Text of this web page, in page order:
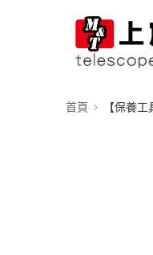
首頁 【保養工